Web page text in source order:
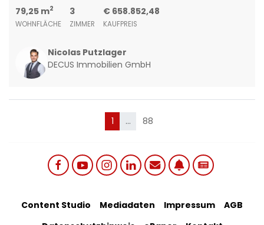
79,25 m2
WOHNFLÄCHE
3
ZIMMER
€ 658.852,48
KAUFPREIS
Nicolas Putzlager
DECUS Immobilien GmbH
1(current)
… 88
Social links menu
Footer Bottom Menu
Content Studio Mediadaten Impressum
AGB